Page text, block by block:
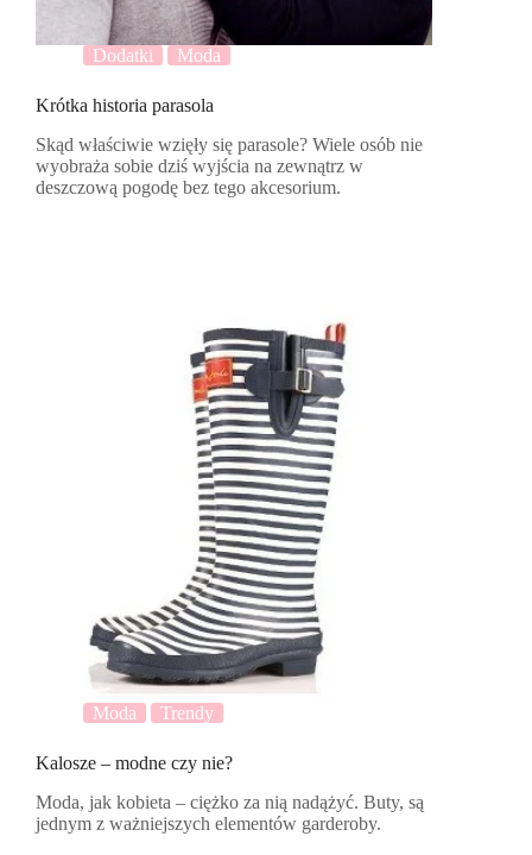
Dodatki Moda
Krótka historia parasola
Skąd właściwie wzięły się parasole? Wiele osób nie
wyobraża sobie dziś wyjścia na zewnątrz w
deszczową pogodę bez tego akcesorium.
Moda Trendy
Kalosze – modne czy nie?
Moda, jak kobieta – ciężko za nią nadążyć. Buty, są
jednym z ważniejszych elementów garderoby.